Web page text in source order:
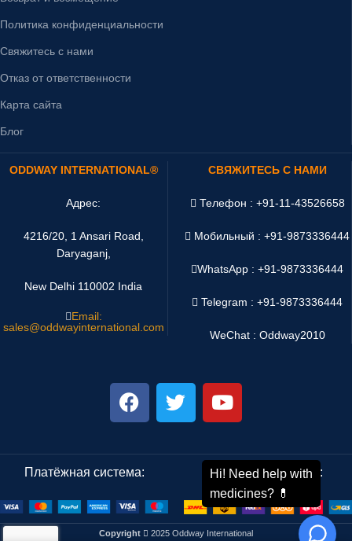
Политика конфиденциальности
Свяжитесь с нами
Отказ от ответственности
Карта сайта
Блог
ODDWAY INTERNATIONAL®
Адрес:
4216/20, 1 Ansari Road,
Daryaganj,
New Delhi 110002 India
Email:
sales@oddwayinternational.com
СВЯЖИТЕСЬ С НАМИ
Телефон : +91-11-43526658
Мобильный : +91-9873336444
WhatsApp :+91-9873336444
Telegram : +91-9873336444
WeChat : Oddway2010
Платёжная система: Система доставки:
Copyright 2025 Oddway International